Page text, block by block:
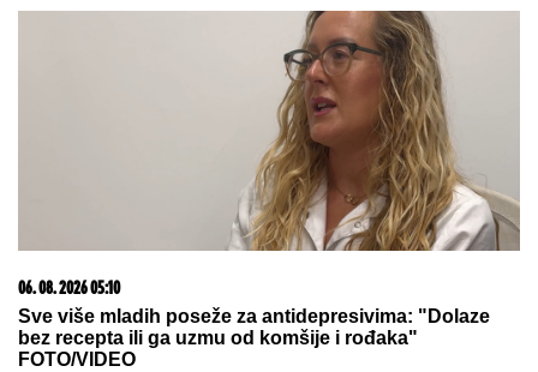
06. 08. 2026 05:10
Sve više mladih poseže za antidepresivima: "Dolaze
bez recepta ili ga uzmu od komšije i rođaka"
FOTO/VIDEO